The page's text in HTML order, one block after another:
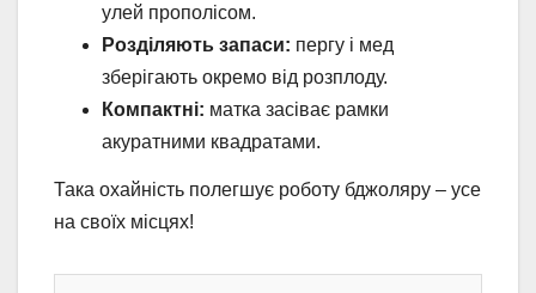
улей прополісом.
Розділяють запаси: пергу і мед
зберігають окремо від розплоду.
Компактні: матка засіває рамки
акуратними квадратами.
Така охайність полегшує роботу бджоляру – усе
на своїх місцях!